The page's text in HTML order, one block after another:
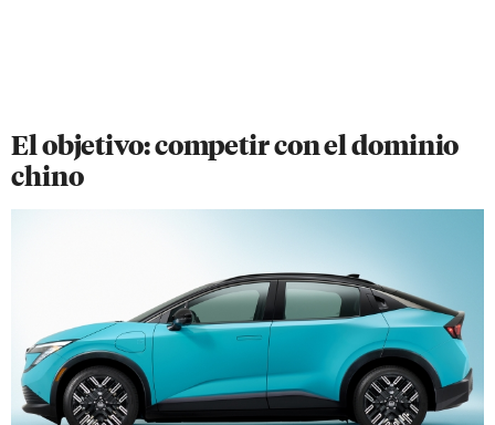
El objetivo: competir con el dominio
chino